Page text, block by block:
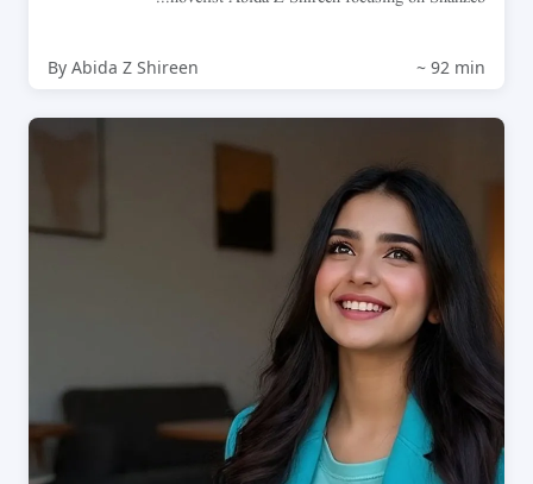
By Abida Z Shireen ~ 92 min